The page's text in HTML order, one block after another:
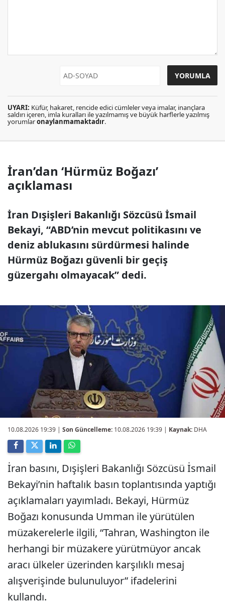
UYARI: Küfür, hakaret, rencide edici cümleler veya imalar, inançlara
saldırı içeren, imla kuralları ile yazılmamış ve büyük harflerle yazılmış
yorumlaronaylanmamaktadır.
İran’dan ‘Hürmüz Boğazı’
açıklaması
İran Dışişleri Bakanlığı Sözcüsü İsmail
Bekayi, “ABD’nin mevcut politikasını ve
deniz ablukasını sürdürmesi halinde
Hürmüz Boğazı güvenli bir geçiş
güzergahı olmayacak” dedi.
10.08.2026 19:39 | Son Güncelleme: 10.08.2026 19:39 | Kaynak: DHA
İran basını, Dışişleri Bakanlığı Sözcüsü İsmail
Bekayi’nin haftalık basın toplantısında yaptığı
açıklamaları yayımladı. Bekayi, Hürmüz
Boğazı konusunda Umman ile yürütülen
müzakerelerle ilgili, “Tahran, Washington ile
herhangi bir müzakere yürütmüyor ancak
aracı ülkeler üzerinden karşılıklı mesaj
alışverişinde bulunuluyor” ifadelerini
kullandı.